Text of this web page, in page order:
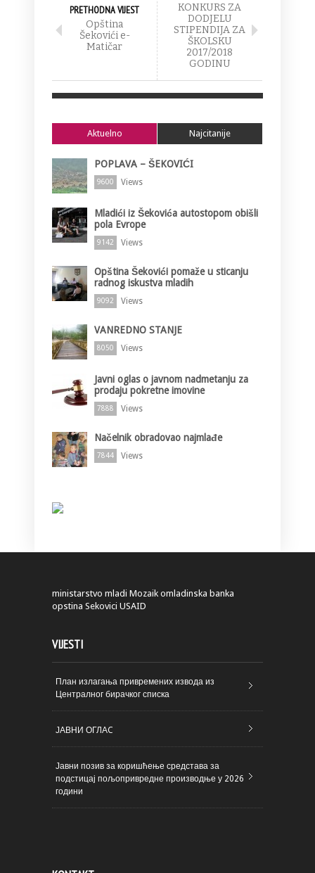
PRETHODNA VIJEST
Opština
Šekovići e-
Matičar
KONKURS ZA
DODJELU
STIPENDIJA ZA
ŠKOLSKU
2017/2018
GODINU
Aktuelno Najcitanije
POPLAVA – ŠEKOVIĆI
9600 Views
Mladići iz Šekovića autostopom obišli
pola Evrope
9142 Views
Opština Šekovići pomaže u sticanju
radnog iskustva mladih
9092 Views
VANREDNO STANJE
8050 Views
Javni oglas o javnom nadmetanju za
prodaju pokretne imovine
7888 Views
Načelnik obradovao najmlađe
7844 Views
ministarstvo mladi Mozaik omladinska banka
opstina Sekovici USAID
VIJESTI
План излагања привремених извода из
Централног бирачког списка
ЈАВНИ ОГЛАC
Јавни позив за коришћење средстава за
подстицај пољопривредне производње у 2026
години